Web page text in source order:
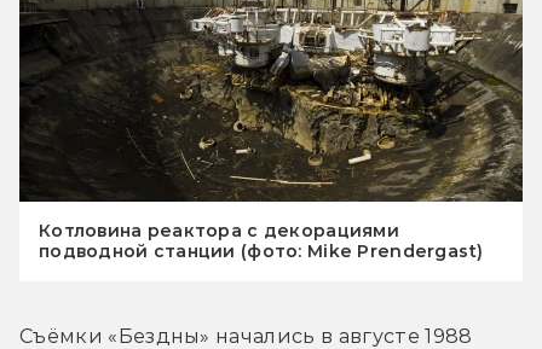
Котловина реактора с декорациями
подводной станции (фото: Mike Prendergast)
Съёмки «Бездны» начались в августе 1988